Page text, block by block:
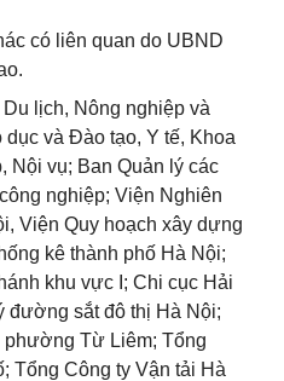
có liên quan do UBND
lịch, Nông nghiệp và
và Đào tạo, Y tế, Khoa
Nội vụ; Ban Quản lý các
nghiệp; Viện Nghiên
Viện Quy hoạch xây dựng
kê thành phố Hà Nội;
khu vực I; Chi cục Hải
đường sắt đô thị Hà Nội;
Từ Liêm; Tổng
Tổng Công ty Vận tải Hà